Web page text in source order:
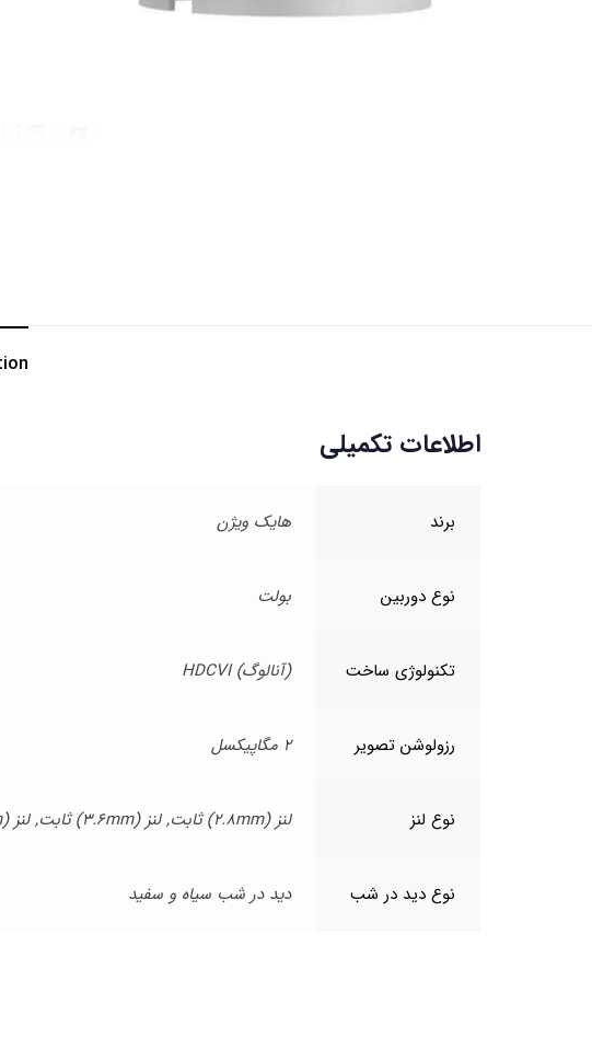
اطلاعات تکمیلی
برند هایک ویژن
نوع دوربین بولت
تکنولوژی ساخت (آنالوگ) HDCVI
رزولوشن تصویر 2 مگاپیکسل
نوع لنز لنز (2.8mm) ثابت, لنز (3.6mm) ثابت, لنز (6mm) ثابت
نوع دید در شب دید در شب سیاه و سفید